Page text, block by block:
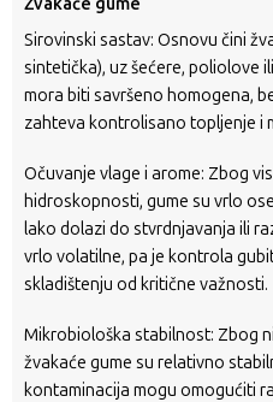
Sirovinski sastav: Osnovu čini
sintetička), uz šećere, poliolove
mora biti savršeno homogena,
zahteva kontrolisano topljenje i
Očuvanje vlage i arome: Zbog
hidroskopnosti, gume su vrlo
lako dolazi do stvrdnjavanja ili
vrlo volatilne, pa je kontrola
skladištenju od kritične važnosti.
Mikrobiološka stabilnost: Zbog
žvakaće gume su relativno
kontaminacija mogu omogućiti